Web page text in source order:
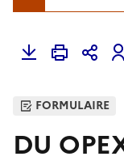
FORMULAIRE
DU